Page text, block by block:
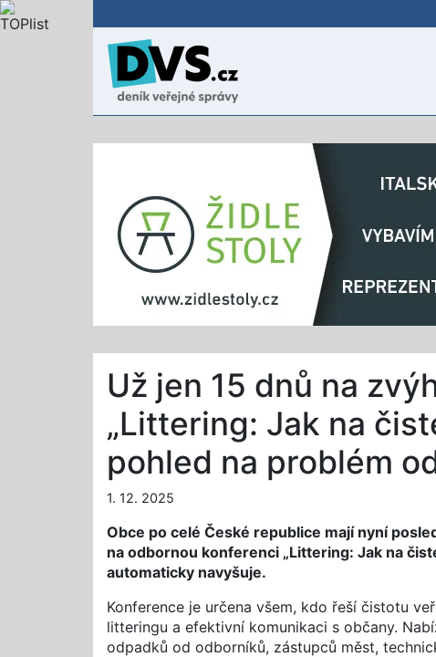
Už jen 15 dnů na
„Littering: Jak na
pohled na problém
1. 12. 2025
Obce po celé České republice mají nyní
na odbornou konferenci „Littering: Jak na
automaticky navyšuje.
Konference je určena všem, kdo řeší čistotu
litteringu a efektivní komunikaci s občany.
odpadků od odborníků, zástupců měst,